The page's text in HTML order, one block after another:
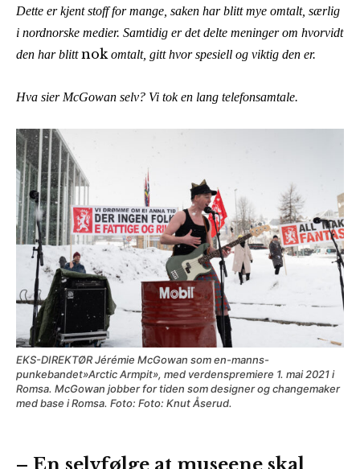
Dette er kjent stoff for mange, saken har blitt mye omtalt, særlig
i nordnorske medier. Samtidig er det delte meninger om hvorvidt
den har blittnok omtalt, gitt hvor spesiell og viktig den er.
Hva sier McGowan selv? Vi tok en lang telefonsamtale.
EKS-DIREKTØR Jérémie McGowan som en-manns-
punkebandet»Arctic Armpit», med verdenspremiere 1. mai 2021 i
Romsa. McGowan jobber for tiden som designer og changemaker
med base i Romsa. Foto: Foto: Knut Åserud.
– En selvfølge at museene skal